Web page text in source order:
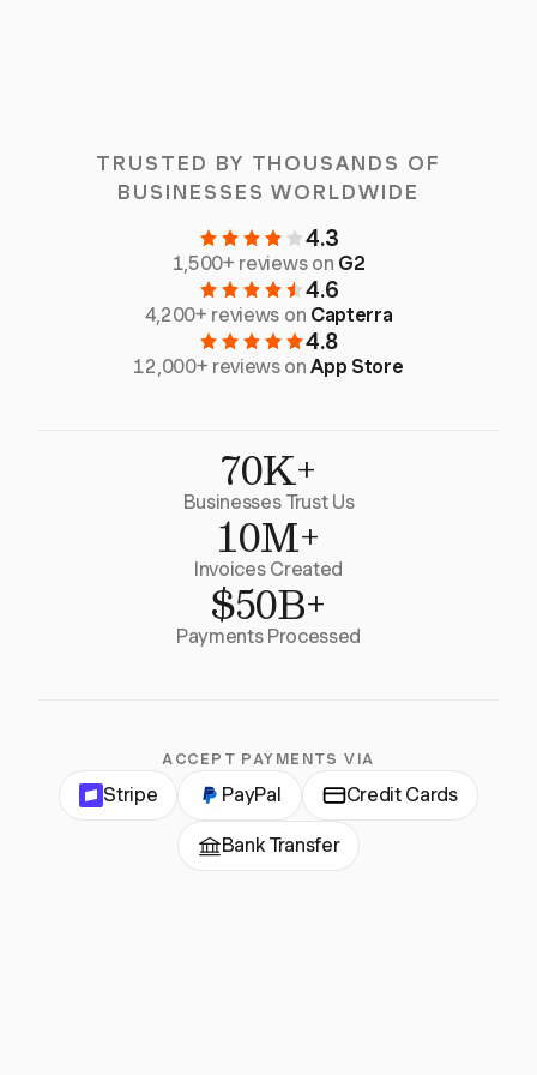
TRUSTED BY THOUSANDS OF
BUSINESSES WORLDWIDE
4.3
1,500+ reviews on G2
4.6
4,200+ reviews on Capterra
4.8
12,000+ reviews onApp Store
70K+
Businesses Trust Us
10M+
Invoices Created
$50B+
Payments Processed
ACCEPT PAYMENTS VIA
Stripe PayPal Credit Cards
Bank Transfer